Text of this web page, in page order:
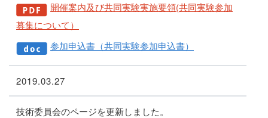
開催案内及び共同実験実施要領(共同実験参加
募集について）
参加申込書（共同実験参加申込書）
2019.03.27
技術委員会のページを更新しました。